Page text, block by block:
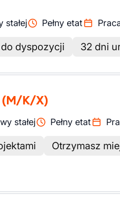
stałej Pełny etat
dyspozycji 32 dni
(M/K/X)
stałej Pełny etat
Otrzymasz